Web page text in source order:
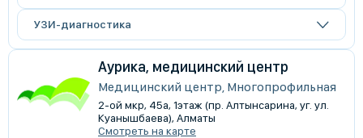
УЗИ-диагностика
Аурика, медицинский центр
Медицинский центр, Многопрофильная
2-ой мкр, 45а, 1этаж (пр. Алтынсарина, уг. ул.
Куанышбаева), Алматы
Смотреть на карте